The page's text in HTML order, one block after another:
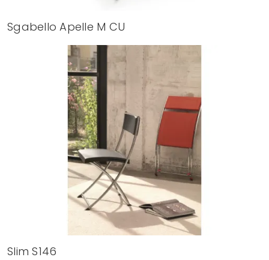
Sgabello Apelle M CU
Slim S146